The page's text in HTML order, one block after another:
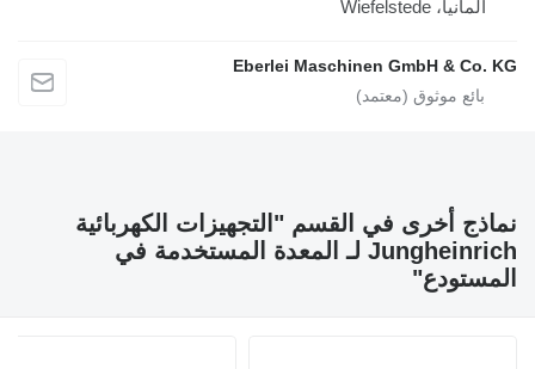
ألمانيا، Wiefelstede
Eberlei Maschinen GmbH & Co. KG
نماذج أخرى في القسم "التجهيزات الكهربائية
Jungheinrich لـ المعدة المستخدمة في
المستودع"